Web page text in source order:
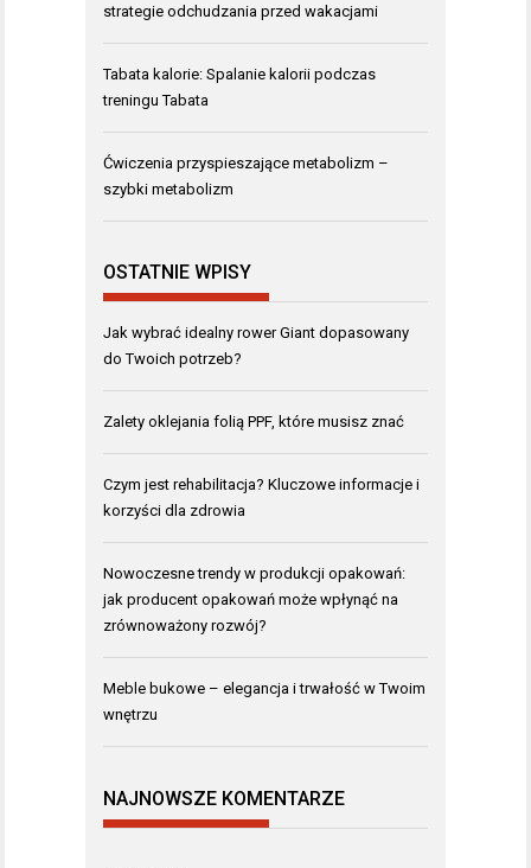
strategie odchudzania przed wakacjami
Tabata kalorie: Spalanie kalorii podczas
treningu Tabata
Ćwiczenia przyspieszające metabolizm –
szybki metabolizm
OSTATNIE WPISY
Jak wybrać idealny rower Giant dopasowany
do Twoich potrzeb?
Zalety oklejania folią PPF, które musisz znać
Czym jest rehabilitacja? Kluczowe informacje i
korzyści dla zdrowia
Nowoczesne trendy w produkcji opakowań:
jak producent opakowań może wpłynąć na
zrównoważony rozwój?
Meble bukowe – elegancja i trwałość w Twoim
wnętrzu
NAJNOWSZE KOMENTARZE